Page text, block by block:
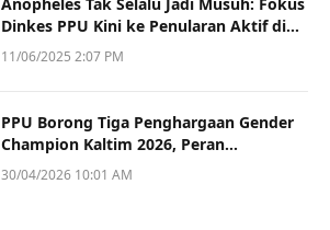
Dinkes PPU Kini ke Penularan Aktif di
Sotek
11/06/2025 2:07 PM
PPU Borong Tiga Penghargaan Gender
Champion Kaltim 2026, Peran
Perempuan Jadi Sorotan
30/04/2026 10:01 AM